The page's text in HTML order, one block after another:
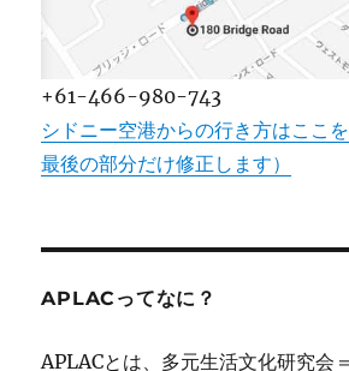
+61-466-980-743
シドニー空港からの行き方はここ
最後の部分だけ修正します）
APLACってなに？
APLACとは、多元生活文化研究